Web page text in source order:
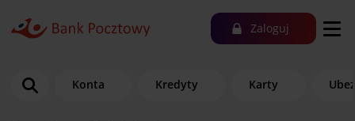
Zaloguj
Konta Kredyty Karty